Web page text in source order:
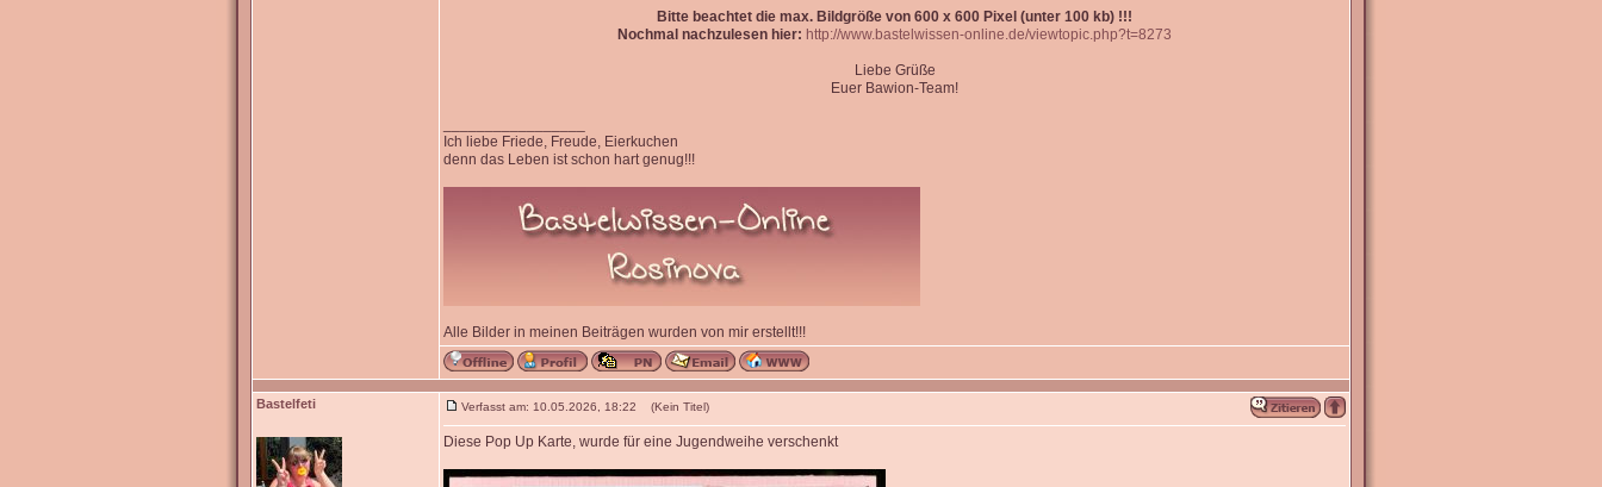
Bitte beachtet die max. Bildgröße von 600 x 600 Pixel (unter 100 kb) !!!
Nochmal nachzulesen hier: http://www.bastelwissen-online.de/viewtopic.php?t=8273
Liebe Grüße
Euer Bawion-Team!
Ich liebe Friede, Freude, Eierkuchen
denn das Leben ist schon hart genug!!!
Alle Bilder in meinen Beiträgen wurden von mir erstellt!!!
Bastelfeti Verfasst am: 10.05.2026, 18:22 (Kein Titel)
Diese Pop Up Karte, wurde für eine Jugendweihe verschenkt